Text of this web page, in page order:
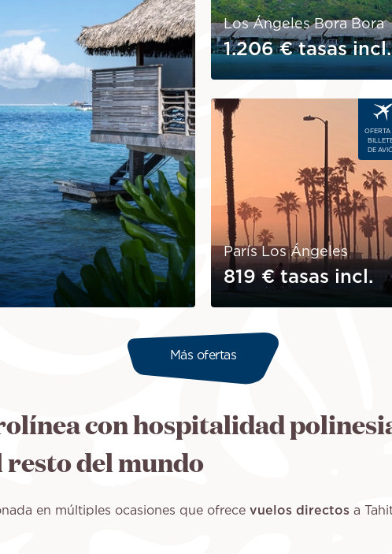
Los Ángeles Bora Bora
1.206 € tasas incl.
Image
OFERTA
DE
París Los Ángeles
819 € tasas incl.
Más ofertas
con hospitalidad
resto del mundo
en múltiples ocasiones que ofrece vuelos directos a